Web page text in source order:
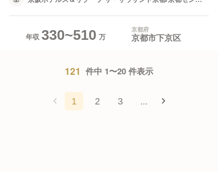
年収 330~510 京都府
京都市下京区
121 件中 1〜20 件表示
1 2 3 ...